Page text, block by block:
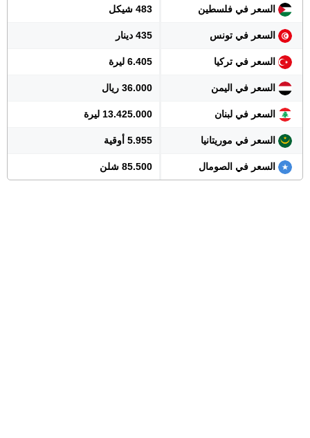
السعر في فلسطين 483 شيكل
السعر في تونس 435 دينار
السعر في تركيا 6.405 ليرة
السعر في اليمن 36.000 ريال
السعر في لبنان 13.425.000 ليرة
السعر في موريتانيا 5.955 أوقية
السعر في الصومال 85.500 شلن